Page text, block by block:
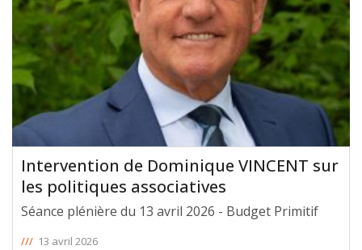
Intervention de Dominique VINCENT sur
les politiques associatives
Séance plénière du 13 avril 2026 - Budget Primitif
/// 13 avril 2026